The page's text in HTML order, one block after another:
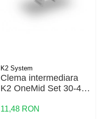
K2 System
Clema intermediara
K2 OneMid Set 30-42
42mm, aluminiu
11,48 RON